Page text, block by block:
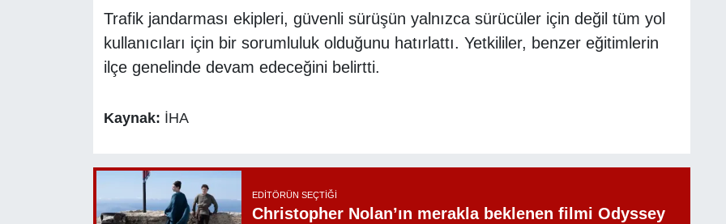
Trafik jandarması ekipleri, güvenli sürüşün yalnızca sürücüler için değil tüm yol
kullanıcıları için bir sorumluluk olduğunu hatırlattı. Yetkililer, benzer eğitimlerin
ilçe genelinde devam edeceğini belirtti.
Kaynak: İHA
EDITÖRÜN SEÇTIĞI
Christopher Nolan’ın merakla beklenen filmi Odyssey